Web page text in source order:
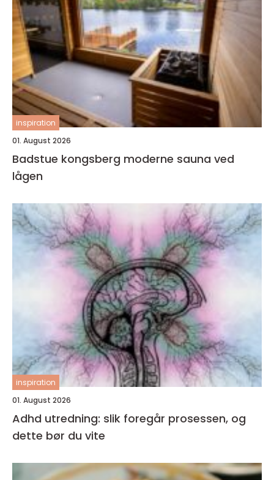
inspiration
01. August 2026
Badstue kongsberg moderne sauna ved
lågen
inspiration
01. August 2026
Adhd utredning: slik foregår prosessen, og
dette bør du vite